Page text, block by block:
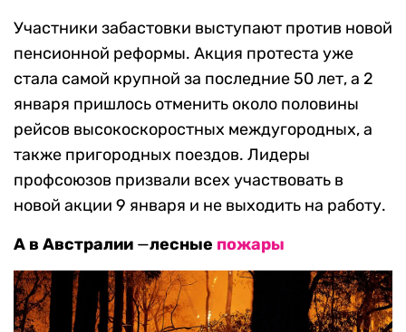
Участники забастовки выступают против новой
пенсионной реформы. Акция протеста уже
стала самой крупной за последние 50 лет, а 2
января пришлось отменить около половины
рейсов высокоскоростных междугородных, а
также пригородных поездов. Лидеры
профсоюзов призвали всех участвовать в
новой акции 9 января и не выходить на работу.
А в Австралии —лесные пожары